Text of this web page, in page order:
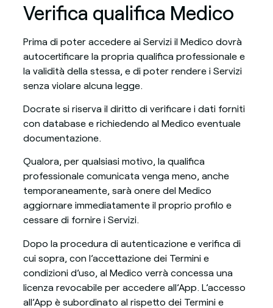
Verifica qualifica Medico
Prima di poter accedere ai Servizi il Medico dovrà
autocertificare la propria qualifica professionale e
la validità della stessa, e di poter rendere i Servizi
senza violare alcuna legge.
Docrate si riserva il diritto di verificare i dati forniti
con database e richiedendo al Medico eventuale
documentazione.
Qualora, per qualsiasi motivo, la qualifica
professionale comunicata venga meno, anche
temporaneamente, sarà onere del Medico
aggiornare immediatamente il proprio profilo e
cessare di fornire i Servizi.
Dopo la procedura di autenticazione e verifica di
cui sopra, con l’accettazione dei Termini e
condizioni d’uso, al Medico verrà concessa una
licenza revocabile per accedere all’App. L’accesso
all’App è subordinato al rispetto dei Termini e